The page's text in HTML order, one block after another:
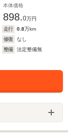
本体価格
898.0万円
走行 0.8万km
修復
なし
整備
法定整備無